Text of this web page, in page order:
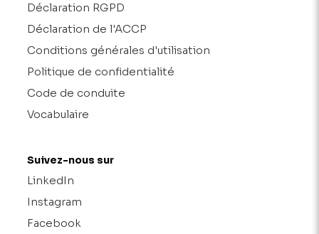
Déclaration RGPD
Déclaration de l'ACCP
Conditions générales d'utilisation
Politique de confidentialité
Code de conduite
Vocabulaire
Suivez-nous sur
LinkedIn
Instagram
Facebook